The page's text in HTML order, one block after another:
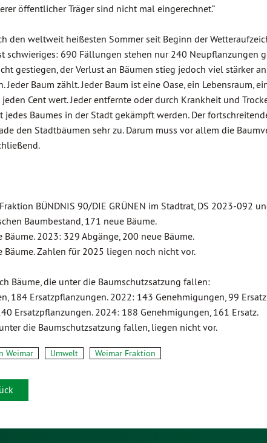
öffentlicher Träger sind nicht mal eingerechnet.“
den weltweit heißesten Sommer seit Beginn der
schwieriges: 690 Fällungen stehen nur 240 Neupflanzungen
gestiegen, der Verlust an Bäumen stieg jedoch viel stärker
Jeder Baum zählt. Jeder Baum ist eine Oase, ein Lebensraum,
Cent wert. Jeder entfernte oder durch Krankheit und
jedes Baumes in der Stadt gekämpft werden. Der
den Stadtbäumen sehr zu. Darum muss vor allem die
BÜNDNIS 90/DIE GRÜNEN im Stadtrat, DS 2023-092
Baumbestand, 171 neue Bäume.
2023: 329 Abgänge, 200 neue Bäume.
Bäume. Zahlen für 2025 liegen noch nicht vor.
Bäume, die unter die Baumschutzsatzung fallen:
184 Ersatzpflanzungen. 2022: 143 Genehmigungen, 99
Ersatzpflanzungen. 2024: 188 Genehmigungen, 161 Ersatz.
die Baumschutzsatzung fallen, liegen nicht vor.
Weimar Umwelt Weimar Fraktion